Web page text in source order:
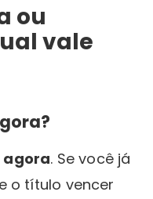
ou
vale
agora. Se você já
o título vencer